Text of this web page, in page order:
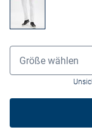
Grössenauswahl
Größe wählen